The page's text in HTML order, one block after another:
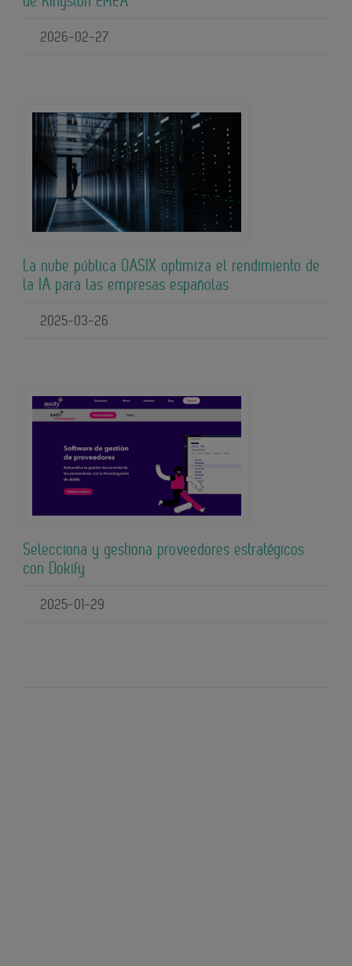
2026-02-27
La nube pública OASIX optimiza el rendimiento de
la IA para las empresas españolas
2025-03-26
Selecciona y gestiona proveedores estratégicos
con Dokify
2025-01-29